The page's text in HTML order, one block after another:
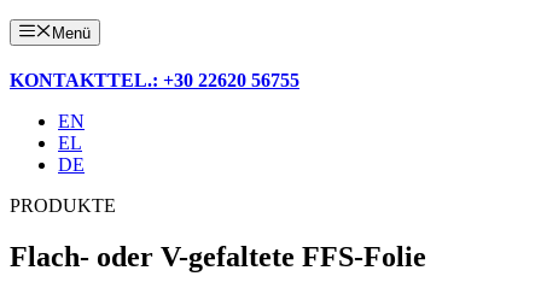
Menü
KONTAKTTEL.: +30 22620 56755
EN
EL
DE
PRODUKTE
Flach- oder V-gefaltete FFS-Folie